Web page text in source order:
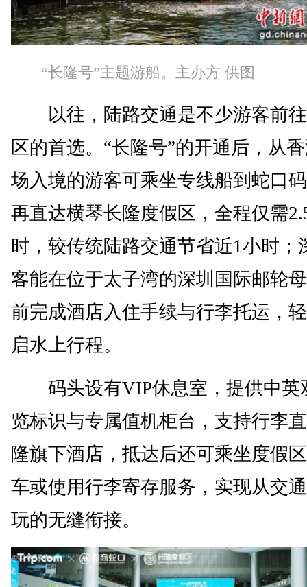
“长隆号”主题游船。主办方 供图
以往，陆路交通是不少游客前
区的首选。“长隆号”的开通后，从
场入境的游客可乘坐专线船到蛇口
再直达横琴长隆度假区，全程仅需
时，较传统陆路交通节省近1小时；
客能在位于太子湾的深圳国际邮轮
前完成酒店入住手续与行李托运，
启水上行程。
码头设有VIP休息室，提供中英
览标识与专属值机柜台，支持行李
隆旗下酒店，抵达后还可乘坐度假
车或使用行李寄存服务，实现从交
玩的无缝衔接。